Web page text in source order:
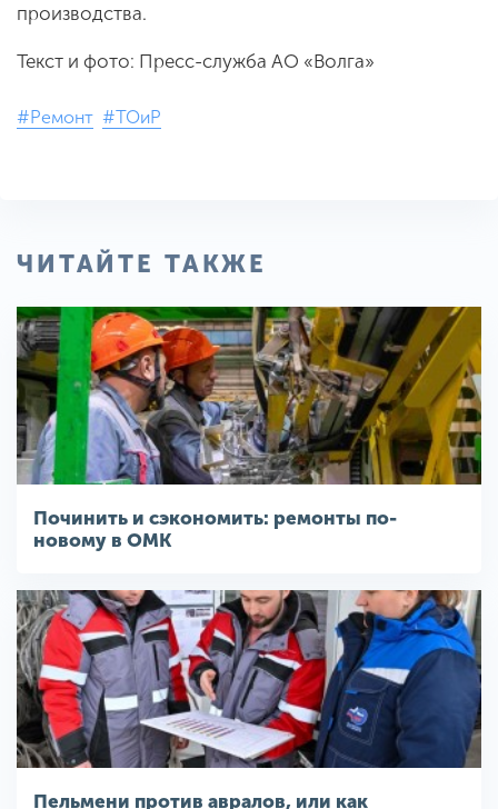
производства.
Текст и фото: Пресс-служба АО «Волга»
#Ремонт #ТОиР
ЧИТАЙТЕ ТАКЖЕ
Починить и сэкономить: ремонты по-
новому в ОМК
Пельмени против авралов, или как